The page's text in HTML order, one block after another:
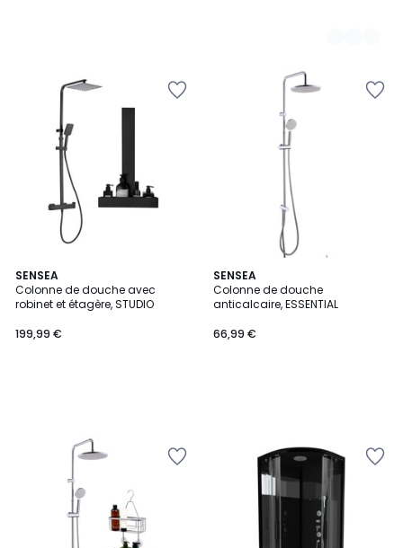
SENSEA
Colonne de douche avec
robinet et étagère, STUDIO
199,99 €
SENSEA
Colonne de douche
anticalcaire, ESSENTIAL
66,99 €